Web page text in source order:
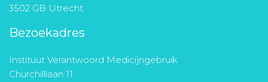
3502 GB Utrecht
Bezoekadres
Instituut Verantwoord Medicijngebruik
Churchilllaan 11